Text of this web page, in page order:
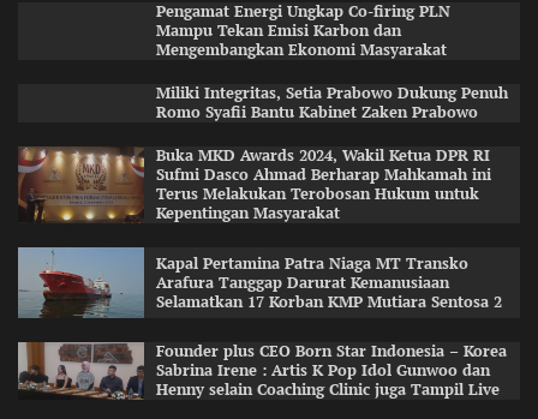
Pengamat Energi Ungkap Co-firing PLN
Mampu Tekan Emisi Karbon dan
Mengembangkan Ekonomi Masyarakat
Miliki Integritas, Setia Prabowo Dukung Penuh
Romo Syafii Bantu Kabinet Zaken Prabowo
Buka MKD Awards 2024, Wakil Ketua DPR RI
Sufmi Dasco Ahmad Berharap Mahkamah ini
Terus Melakukan Terobosan Hukum untuk
Kepentingan Masyarakat
Kapal Pertamina Patra Niaga MT Transko
Arafura Tanggap Darurat Kemanusiaan
Selamatkan 17 Korban KMP Mutiara Sentosa 2
Founder plus CEO Born Star Indonesia – Korea
Sabrina Irene : Artis K Pop Idol Gunwoo dan
Henny selain Coaching Clinic juga Tampil Live